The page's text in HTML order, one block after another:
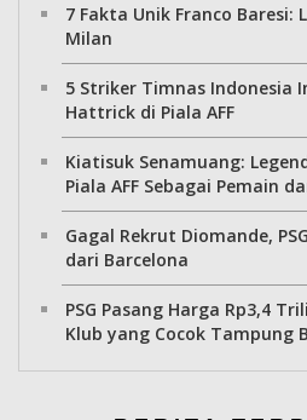
7 Fakta Unik Franco Baresi:
Milan
5 Striker Timnas Indonesia
Hattrick di Piala AFF
Kiatisuk Senamuang:
Piala AFF Sebagai Pemain
Gagal Rekrut Diomande,
dari Barcelona
PSG Pasang Harga Rp3,4
Klub yang Cocok Tampung